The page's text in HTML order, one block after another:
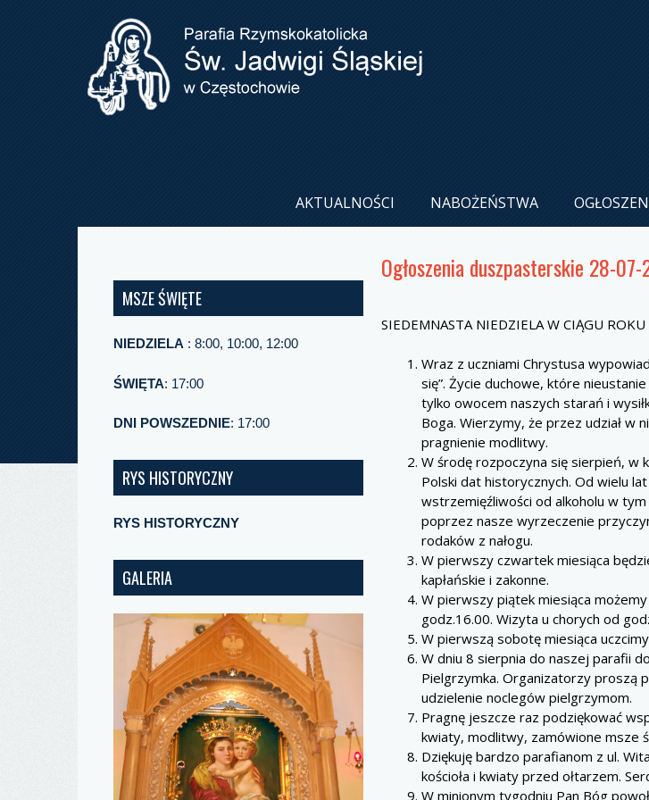
AKTUALNOŚCI NABOŻEŃSTWA
MSZE ŚWIĘTE
NIEDZIELA : 8:00, 10:00, 12:00
ŚWIĘTA: 17:00
DNI POWSZEDNIE: 17:00
RYS HISTORYCZNY
RYS HISTORYCZNY
GALERIA
Ogłoszenia duszpasterskie 28-
SIEDEMNASTA NIEDZIELA W CIĄGU
Wraz z uczniami Chrystusa
się”. Życie duchowe, które
tylko owocem naszych starań i
Boga. Wierzymy, że przez udział w
pragnienie modlitwy.
W środę rozpoczyna się sierpień, w
Polski dat historycznych. Od wielu
wstrzemięźliwości od alkoholu w
poprzez nasze wyrzeczenie
rodaków z nałogu.
W pierwszy czwartek miesiąca
kapłańskie i zakonne.
W pierwszy piątek miesiąca
godz.16.00. Wizyta u chorych od
W pierwszą sobotę miesiąca
W dniu 8 sierpnia do naszej parafii
Pielgrzymka. Organizatorzy proszą
udzielenie noclegów pielgrzymom.
Pragnę jeszcze raz podziękować
kwiaty, modlitwy, zamówione msze
Dziękuję bardzo parafianom z ul.
kościoła i kwiaty przed ołtarzem.
W minionym tygodniu Pan Bóg